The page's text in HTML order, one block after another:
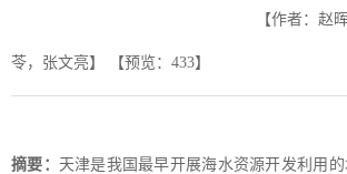
【作者：赵
苓，张文亮】 【预览： 433】
摘要： 天津是我国最早开展海水资源开发利用